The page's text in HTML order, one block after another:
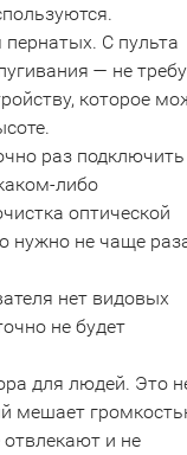
С пульта
— не
которое
раз
либо
оптической
нужно не чаще
нет видовых
не будет
для людей. Это
мешает
и не